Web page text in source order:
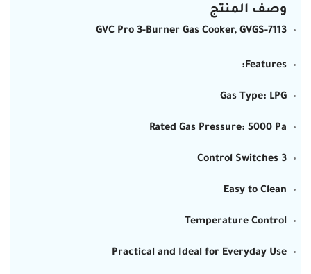
وصف المنتج
GVC Pro 3-Burner Gas Cooker, GVGS-7113
Features:
Gas Type: LPG
Rated Gas Pressure: 5000 Pa
3 Control Switches
Easy to Clean
Temperature Control
Practical and Ideal for Everyday Use